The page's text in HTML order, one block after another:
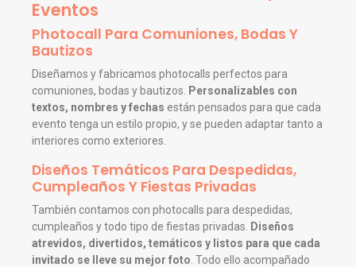
Eventos
Photocall Para Comuniones, Bodas Y
Bautizos
Diseñamos y fabricamos photocalls perfectos para
comuniones, bodas y bautizos.
Personalizables con
textos, nombres y fechas están pensados para que cada
evento tenga un estilo propio, y se pueden adaptar tanto a
interiores como exteriores.
Diseños Temáticos Para Despedidas,
Cumpleaños Y Fiestas Privadas
También contamos con photocalls para despedidas,
cumpleaños y todo tipo de fiestas privadas.
Diseños
atrevidos, divertidos, temáticos y listos para que cada
invitado se lleve su mejor foto . Todo ello acompañado